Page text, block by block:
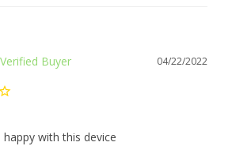
04/22/2022
with this device